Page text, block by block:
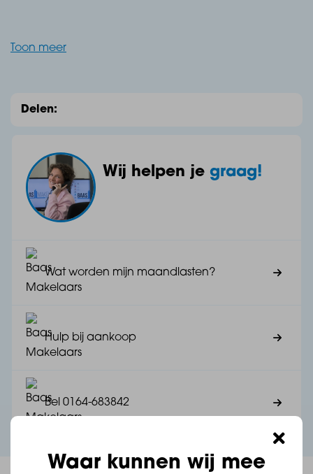
Toon meer
Delen:
Wij helpen je graag!
Wat worden mijn maandlasten?
Hulp bij aankoop
Bel 0164-683842
Waar kunnen wij mee